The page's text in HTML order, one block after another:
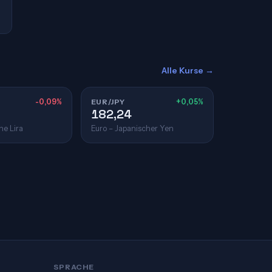
Alle Kurse →
-0,09%
Lira
EUR/JPY +0,05%
182,24
Euro – Japanischer Yen
SPRACHE